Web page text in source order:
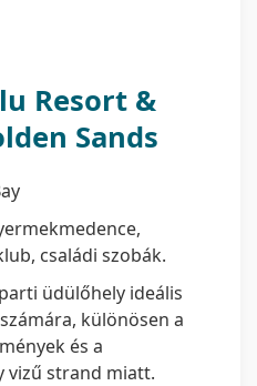
Resort &
Sands
családi szobák.
üdülőhely ideális
különösen a
és a
vizű strand miatt.